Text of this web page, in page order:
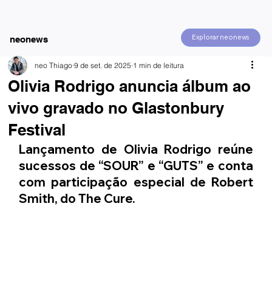
Explorar neonews
neonews
Olivia Rodrigo anuncia álbum ao
vivo gravado no Glastonbury
Festival
neo Thiago 9 de set. de 2025 1 min de leitura
Lançamento de Olivia Rodrigo reúne
sucessos de “SOUR” e “GUTS” e conta
com participação especial de Robert
Smith, do The Cure.